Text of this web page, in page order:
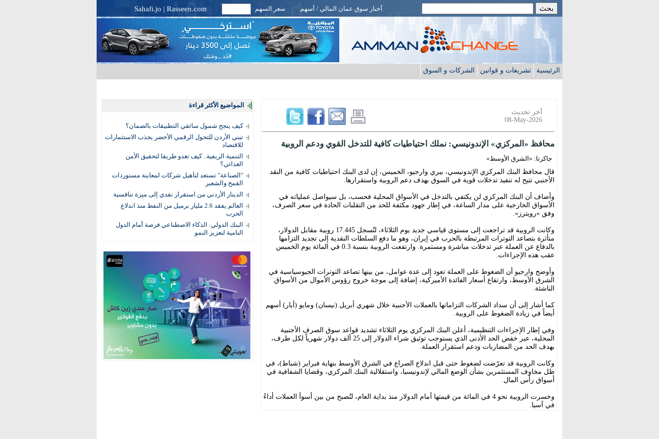
أخبار سوق عمان المالي / أسهم سعر السهم Sahafi.jo | Rasseen.com
الرئيسية تشريعات و قوانين الشركات و السوق
المواضيع الأكثر قراءة
كيف ينجح شمول سائقي التطبيقات بالضمان؟
تبني الأردن للتحول الرقمي الأخضر يجذب الاستثمارات
للاقتصاد
التنمية الريفية.. كيف تغدو طريقا لتحقيق الأمن
الغذائي؟
"الصناعة" تستعد لتأهيل شركات لمعاينة مستوردات
القمح والشعير
الدينار الأردني من استقرار نقدي إلى ميزة تنافسية
العالم يفقد 2.6 مليار برميل من النفط منذ اندلاع
الحرب
البنك الدولي: الذكاء الاصطناعي فرصة أمام الدول
النامية لتعزيز النمو
آخر تحديث
08-May-2026
محافظ «المركزي» الإندونيسي: نملك احتياطيات كافية للتدخل القوي ودعم الروبية
جاكرتا: «الشرق الأوسط»
قال محافظ البنك المركزي الإندونيسي، بيري وارجيو، الخميس، إن لدى البنك احتياطيات كافية من النقد
الأجنبي تتيح له تنفيذ تدخلات قوية في السوق بهدف دعم الروبية واستقرارها.
وأضاف أن البنك المركزي لن يكتفي بالتدخل في الأسواق المحلية فحسب، بل سيواصل عملياته في
الأسواق الخارجية على مدار الساعة، في إطار جهود مكثفة للحد من التقلبات الحادة في سعر الصرف،
وفق «رويترز».
وكانت الروبية قد تراجعت إلى مستوى قياسي جديد يوم الثلاثاء، لتُسجل 17.445 روبية مقابل الدولار،
متأثرة بتصاعد التوترات المرتبطة بالحرب في إيران، وهو ما دفع السلطات النقدية إلى تجديد التزامها
بالدفاع عن العملة عبر تدخلات مباشرة ومستمرة. وارتفعت الروبية بنسبة 0.3 في المائة يوم الخميس
عقب هذه الإجراءات.
وأوضح وارجيو أن الضغوط على العملة تعود إلى عدة عوامل، من بينها تصاعد التوترات الجيوسياسية في
الشرق الأوسط، وارتفاع أسعار الفائدة الأميركية، إضافة إلى موجة خروج رؤوس الأموال من الأسواق
الناشئة.
كما أشار إلى أن سداد الشركات التزاماتها بالعملات الأجنبية خلال شهري أبريل (نيسان) ومايو (أيار) أسهم
أيضاً في زيادة الضغوط على الروبية.
وفي إطار الإجراءات التنظيمية، أعلن البنك المركزي يوم الثلاثاء تشديد قواعد سوق الصرف الأجنبية
المحلية، عبر خفض الحد الأدنى الذي يستوجب توثيق شراء الدولار إلى 25 ألف دولار شهرياً لكل طرف،
بهدف الحد من المضاربات ودعم استقرار العملة.
وكانت الروبية قد تعرّضت لضغوط حتى قبل اندلاع الصراع في الشرق الأوسط بنهاية فبراير (شباط)، في
ظل مخاوف المستثمرين بشأن الوضع المالي لإندونيسيا، واستقلالية البنك المركزي، وقضايا الشفافية في
أسواق رأس المال.
وخسرت الروبية نحو 4 في المائة من قيمتها أمام الدولار منذ بداية العام، لتُصبح من بين أسوأ العملات أداءً
في آسيا.